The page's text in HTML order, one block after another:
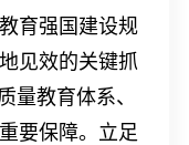
育强国建设规
见效的关键抓
量教育体系、
要保障。立足